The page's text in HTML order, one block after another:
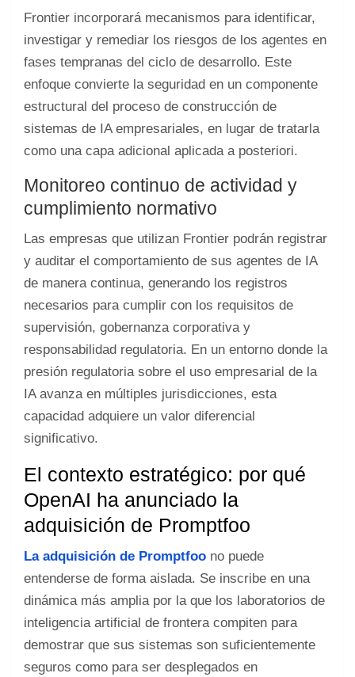
Frontier incorporará mecanismos para identificar,
investigar y remediar los riesgos de los agentes en
fases tempranas del ciclo de desarrollo. Este
enfoque convierte la seguridad en un componente
estructural del proceso de construcción de
sistemas de IA empresariales, en lugar de tratarla
como una capa adicional aplicada a posteriori.
Monitoreo continuo de actividad y
cumplimiento normativo
Las empresas que utilizan Frontier podrán registrar
y auditar el comportamiento de sus agentes de IA
de manera continua, generando los registros
necesarios para cumplir con los requisitos de
supervisión, gobernanza corporativa y
responsabilidad regulatoria. En un entorno donde la
presión regulatoria sobre el uso empresarial de la
IA avanza en múltiples jurisdicciones, esta
capacidad adquiere un valor diferencial
significativo.
El contexto estratégico: por qué
OpenAI ha anunciado la
adquisición de Promptfoo
La adquisición de Promptfoo no puede
entenderse de forma aislada. Se inscribe en una
dinámica más amplia por la que los laboratorios de
inteligencia artificial de frontera compiten para
demostrar que sus sistemas son suficientemente
seguros como para ser desplegados en